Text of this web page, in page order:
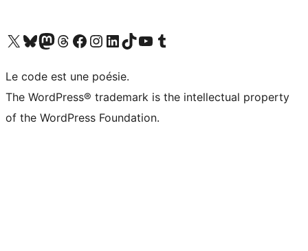
Visit our X (formerly Twitter) account
Visitez notre compte Bluesky
Visit our Mastodon account
Visitez notre compte Threads
Visit our Facebook page
Visit our Instagram account
Visit our LinkedIn account
Visitez notre compte TikTok
Visit our YouTube channel
Visitez notre compte Tumblr
Le code est une poésie.
The WordPress® trademark is the intellectual property
of the WordPress Foundation.